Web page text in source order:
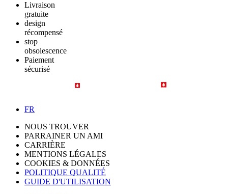
Livraison
gratuite
design
récompensé
stop
obsolescence
Paiement
sécurisé
FR
NOUS TROUVER
PARRAINER UN AMI
CARRIÈRE
MENTIONS LÉGALES
COOKIES & DONNÉES
POLITIQUE QUALITÉ
GUIDE D'UTILISATION